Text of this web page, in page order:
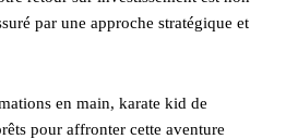
par une approche stratégique et
en main, karate kid de
pour affronter cette aventure